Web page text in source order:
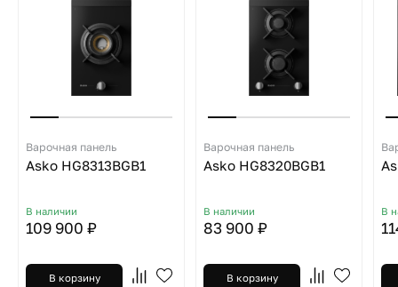
Варочная панель
Asko HG8313BGB1
В наличии
109 900 ₽
В корзину
Варочная панель
Asko HG8320BGB1
В наличии
83 900 ₽
В корзину
В